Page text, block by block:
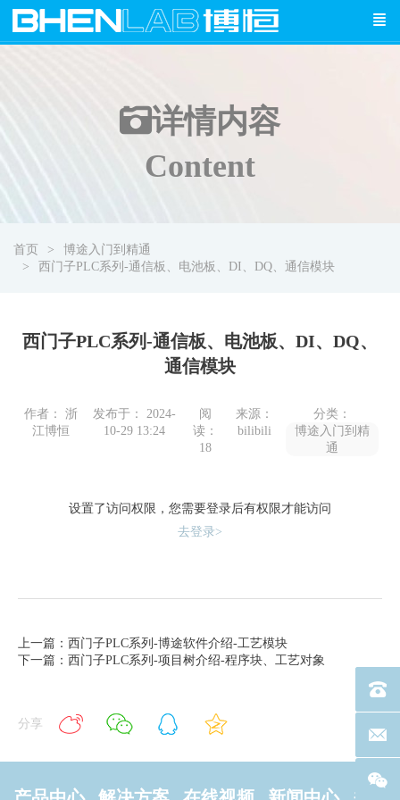
详情内容
Content
首页
博途入门到精通
西门子PLC系列-通信板、电池板、DI、DQ、通信模块
西门子PLC系列-通信板、电池板、DI、DQ、
通信模块
作者： 浙
江博恒
发布于： 2024-
10-29 13:24
阅
读：
18
来源：
bilibili
分类：
博途入门到精
通
设置了访问权限，您需要登录后有权限才能访问
去登录>
上一篇：西门子PLC系列-博途软件介绍-工艺模块
下一篇：西门子PLC系列-项目树介绍-程序块、工艺对象
分享
电话
联系